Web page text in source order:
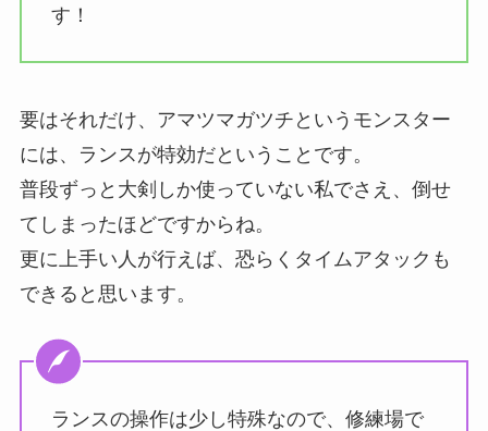
す！
要はそれだけ、アマツマガツチというモンスター
には、ランスが特効だということです。
普段ずっと大剣しか使っていない私でさえ、倒せ
てしまったほどですからね。
更に上手い人が行えば、恐らくタイムアタックも
できると思います。
ランスの操作は少し特殊なので、修練場で